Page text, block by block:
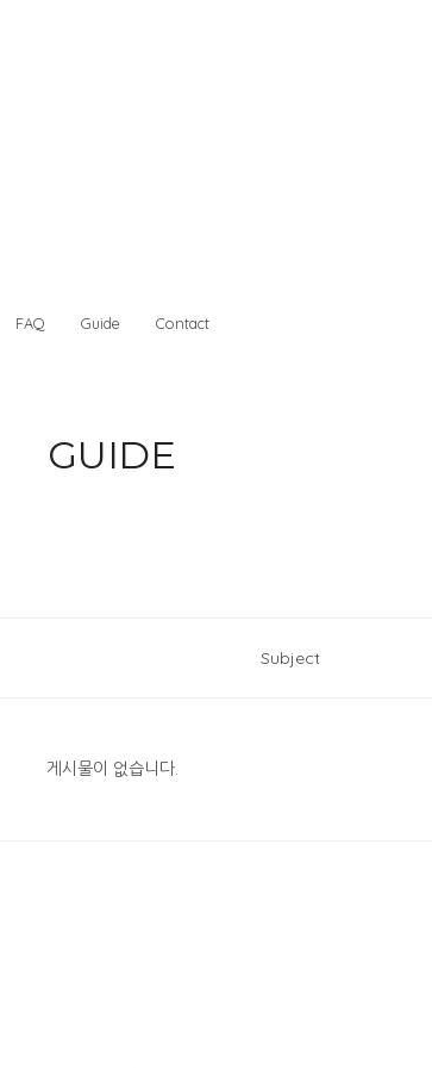
FAQ Guide Contact
GUIDE
Subject
게시물이 없습니다.